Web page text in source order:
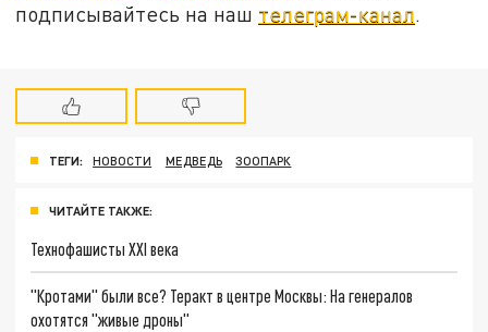
подписывайтесь на наш телеграм-канал.
ТЕГИ: НОВОСТИ МЕДВЕДЬ ЗООПАРК
ЧИТАЙТЕ ТАКЖЕ:
Технофашисты XXI века
"Кротами" были все? Теракт в центре Москвы: На генералов
охотятся "живые дроны"